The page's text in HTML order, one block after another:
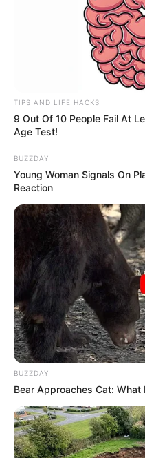
TIPS AND LIFE HACKS
9 Out Of 10 People Fail At
Age Test!
BUZZDAY
Young Woman Signals On
Reaction
BUZZDAY
Bear Approaches Cat: